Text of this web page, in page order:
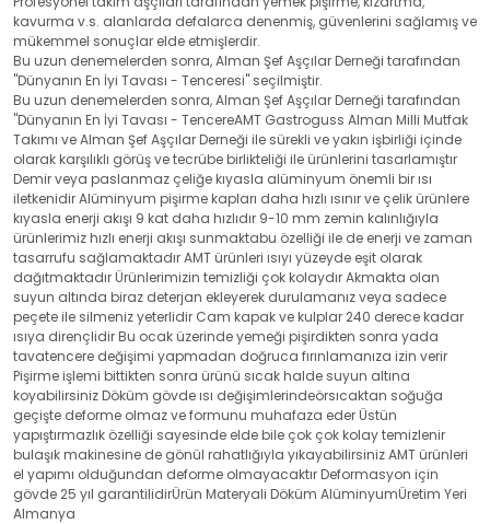
kavurma v.s. alanlarda defalarca denenmiş, güvenlerini sağlamış ve
mükemmel sonuçlar elde etmişlerdir.
Bu uzun denemelerden sonra, Alman Şef Aşçılar Derneği tarafından
"Dünyanın En İyi Tavası - Tenceresi" seçilmiştir.
Bu uzun denemelerden sonra, Alman Şef Aşçılar Derneği tarafından
"Dünyanın En İyi Tavası - TencereAMT Gastroguss Alman Milli Mutfak
Takımı ve Alman Şef Aşçılar Derneği ile sürekli ve yakın işbirliği içinde
olarak karşılıklı görüş ve tecrübe birlikteliği ile ürünlerini tasarlamıştır
Demir veya paslanmaz çeliğe kıyasla alüminyum önemli bir ısı
iletkenidir Alüminyum pişirme kapları daha hızlı ısınır ve çelik ürünlere
kıyasla enerji akışı 9 kat daha hızlıdır 9-10 mm zemin kalınlığıyla
ürünlerimiz hızlı enerji akışı sunmaktabu özelliği ile de enerji ve zaman
tasarrufu sağlamaktadır AMT ürünleri ısıyı yüzeyde eşit olarak
dağıtmaktadır Ürünlerimizin temizliği çok kolaydır Akmakta olan
suyun altında biraz deterjan ekleyerek durulamanız veya sadece
peçete ile silmeniz yeterlidir Cam kapak ve kulplar 240 derece kadar
ısıya dirençlidir Bu ocak üzerinde yemeği pişirdikten sonra yada
tavatencere değişimi yapmadan doğruca fırınlamanıza izin verir
Pişirme işlemi bittikten sonra ürünü sıcak halde suyun altına
koyabilirsiniz Döküm gövde ısı değişimlerindeörsıcaktan soğuğa
geçişte deforme olmaz ve formunu muhafaza eder Üstün
yapıştırmazlık özelliği sayesinde elde bile çok çok kolay temizlenir
bulaşık makinesine de gönül rahatlığıyla yıkayabilirsiniz AMT ürünleri
el yapımı olduğundan deforme olmayacaktır Deformasyon için
gövde 25 yıl garantilidirÜrün Materyali Döküm AlüminyumÜretim Yeri
Almanya